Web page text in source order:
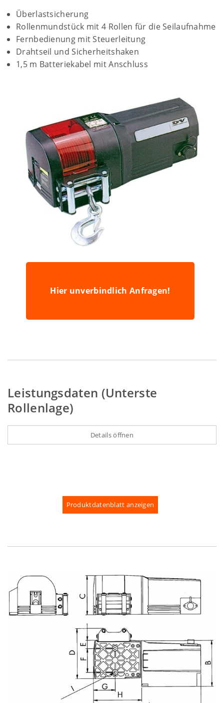
Überlastsicherung
Rollenmundstück mit 4 Rollen für die Seilaufnahme
Fernbedienung mit Steuerleitung
Drahtseil und Sicherheitshaken
1,5 m Batteriekabel mit Anschluss
Hier unverbindlich Anfragen!
Leistungsdaten (Unterste
Rollenlage)
Details öffnen
Produktdatenblatt anzeigen